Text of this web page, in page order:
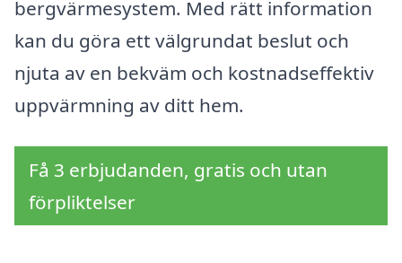
bergvärmesystem. Med rätt information
kan du göra ett välgrundat beslut och
njuta av en bekväm och kostnadseffektiv
uppvärmning av ditt hem.
Få 3 erbjudanden, gratis och utan
förpliktelser